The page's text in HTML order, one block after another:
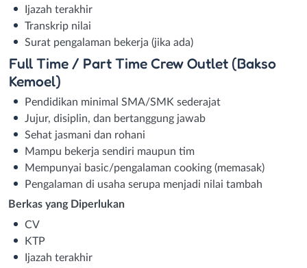
Ijazah terakhir
Transkrip nilai
Surat pengalaman bekerja (jika ada)
Full Time / Part Time Crew Outlet (Bakso
Kemoel)
Pendidikan minimal SMA/SMK sederajat
Jujur, disiplin, dan bertanggung jawab
Sehat jasmani dan rohani
Mampu bekerja sendiri maupun tim
Mempunyai basic/pengalaman cooking (memasak)
Pengalaman di usaha serupa menjadi nilai tambah
Berkas yang Diperlukan
CV
KTP
Ijazah terakhir